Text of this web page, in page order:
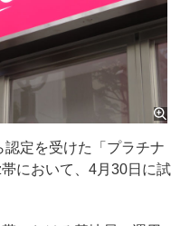
定を受けた「プラチナ
において、4月30日に試